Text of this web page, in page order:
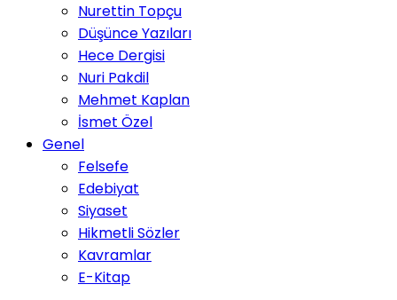
Nurettin Topçu
Düşünce Yazıları
Hece Dergisi
Nuri Pakdil
Mehmet Kaplan
İsmet Özel
Genel
Felsefe
Edebiyat
Siyaset
Hikmetli Sözler
Kavramlar
E-Kitap